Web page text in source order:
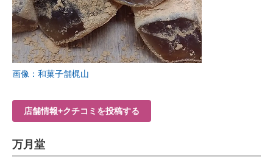
画像：和菓子舗梶山
店舗情報+クチコミを投稿する
万月堂